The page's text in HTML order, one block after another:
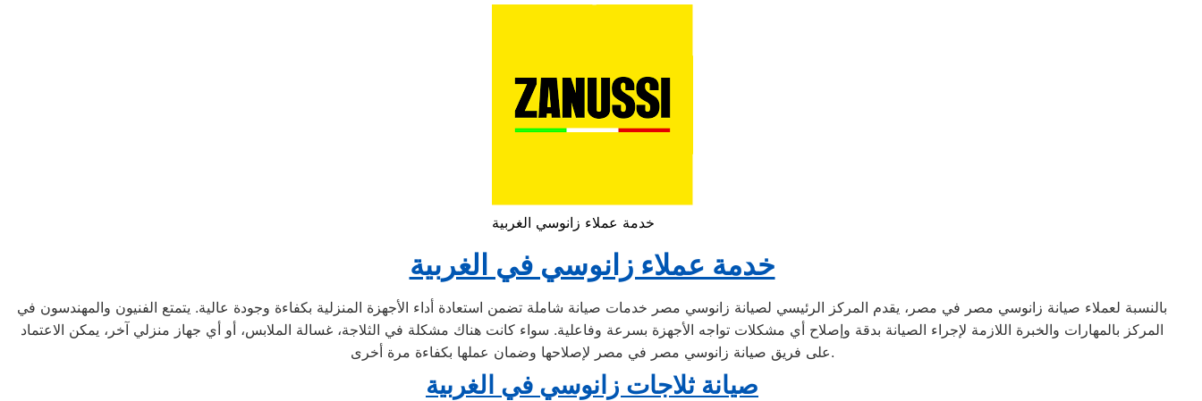
خدمة عملاء زانوسي الغربية
خدمة عملاء زانوسي في الغربية
بالنسبة لعملاء صيانة زانوسي مصر في مصر، يقدم المركز الرئيسي لصيانة زانوسي مصر خدمات صيانة شاملة تضمن استعادة أداء الأجهزة المنزلية بكفاءة وجودة عالية. يتمتع الفنيون والمهندسون في
المركز بالمهارات والخبرة اللازمة لإجراء الصيانة بدقة وإصلاح أي مشكلات تواجه الأجهزة بسرعة وفاعلية. سواء كانت هناك مشكلة في الثلاجة، غسالة الملابس، أو أي جهاز منزلي آخر، يمكن الاعتماد
على فريق صيانة زانوسي مصر في مصر لإصلاحها وضمان عملها بكفاءة مرة أخرى.
صيانة ثلاجات زانوسي في الغربية